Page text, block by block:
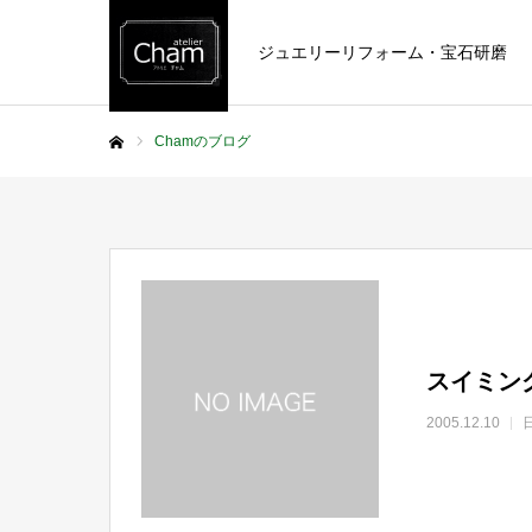
ジュエリーリフォーム・宝石研磨
Chamのブログ
スイミン
2005.12.10